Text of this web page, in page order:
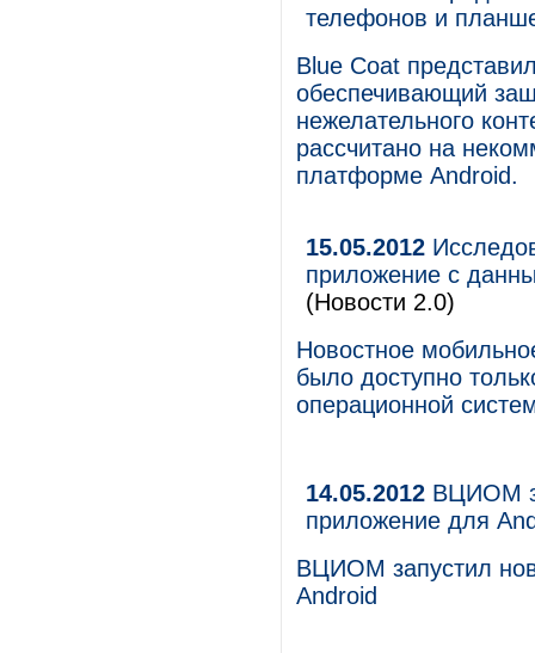
телефонов и
Blue Coat
обеспечивающий
нежелательного
рассчитано на
платформе Android.
15.05.2012
приложение с
(Новости 2.0)
Новостное
было доступно
операционной
14.05.2012 ВЦИОМ
приложение для
ВЦИОМ запустил
Android